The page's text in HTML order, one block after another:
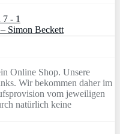
Simon Beckett
Online Shop. Unsere
Wir bekommen daher im
vom jeweiligen
natürlich keine